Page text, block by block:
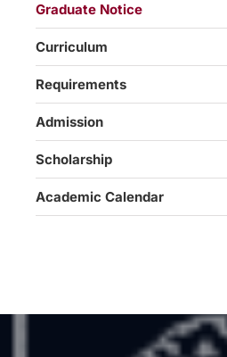
Graduate Notice
Curriculum
Requirements
Admission
Scholarship
Academic Calendar